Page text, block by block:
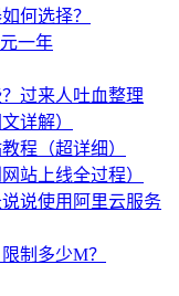
何选择？
一年
过来人吐血整理
详解）
程（超详细）
站上线全过程）
说使用阿里云服务
制多少M？